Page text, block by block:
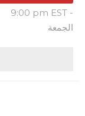
9:00 pm
-
الجمعة